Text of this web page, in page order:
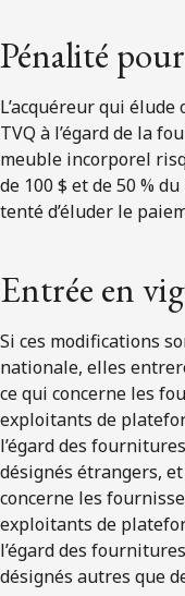
Pénalité
L’acquéreur qui
TVQ à l’égard de la
meuble incorporel
de 100 $ et de 50 %
tenté d’éluder le
Entrée en
Si ces modifications
nationale, elles
ce qui concerne les
exploitants de
l’égard des
désignés étrangers, et
concerne les
exploitants de
l’égard des
désignés autres que